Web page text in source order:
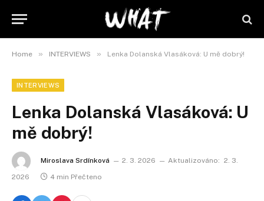
Home » INTERVIEWS » Lenka Dolanská Vlasáková: U mě dobrý!
INTERVIEWS
Lenka Dolanská Vlasáková: U
mě dobrý!
Miroslava Srdínková 2. 3. 2026 Aktualizováno: 2. 3.
2026
4 min Přečteno